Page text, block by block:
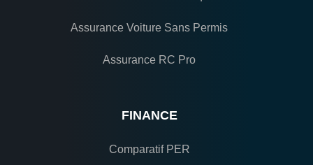
Assurance Voiture Sans Permis
Assurance RC Pro
FINANCE
Comparatif PER